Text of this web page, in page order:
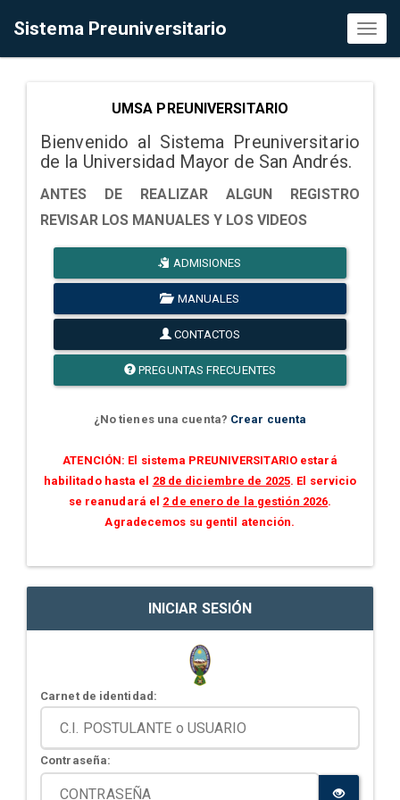
Sistema Preuniversitario
UMSA PREUNIVERSITARIO
Bienvenido al Sistema Preuniversitario
de la Universidad Mayor de San Andrés.
ANTES DE REALIZAR ALGUN REGISTRO
REVISAR LOS MANUALES Y LOS VIDEOS
ADMISIONES
MANUALES
CONTACTOS
PREGUNTAS FRECUENTES
¿No tienes una cuenta? Crear cuenta
ATENCIÓN: El sistema PREUNIVERSITARIO estará
habilitado hasta el 28 de diciembre de 2025. El servicio
se reanudará el 2 de enero de la gestión 2026.
Agradecemos su gentil atención.
INICIAR SESIÓN
Carnet de identidad:
Contraseña: